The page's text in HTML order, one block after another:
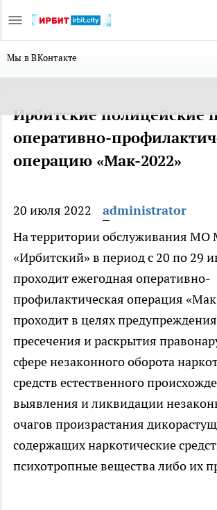
Мы в ВКонтакте
Ирбитские полицейские
оперативно-
операцию «Мак-2022»
20 июля 2022
administrator
На территории обслуживания МО
«Ирбитский» в период с 20 по 29
проходит ежегодная оперативно-
профилактическая операция
проходит в целях
пресечения и раскрытия
сфере незаконного оборота
средств естественного
выявления и ликвидации
очагов произрастания
содержащих наркотические
психотропные вещества либо их